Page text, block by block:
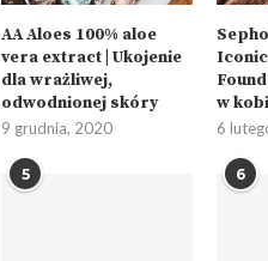
AA Aloes 100% aloe
vera extract | Ukojenie
dla wrażliwej,
odwodnionej skóry
9 grudnia, 2020
w
6
5 6